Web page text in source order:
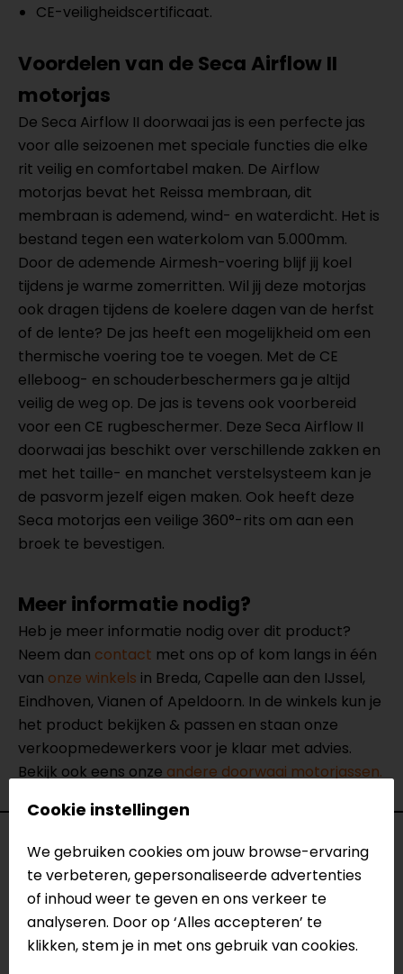
CE-veiligheidscertificaat.
Voordelen van de Seca Airflow II
motorjas
De Seca Airflow II doorwaai jas is een perfecte jas
voor alle seizoenen met speciale functies die elke
rit veilig en comfortabel maken. De Airflow
motorjas bevat het Reissa membraan, dit
membraan is ademend, wind- en waterdicht. Het is
bestand tegen een waterkolom van 5.000mm.
Door de ademende Airmesh-voering blijf jij koel
tijdens je warme zomerritten. Wil jij deze motorjas
ook dragen tijdens de koelere dagen van de herfst
of de lente? De jas heeft een mogelijkheid om een
thermische voering toe te voegen. Met de CE
elleboog- en schouderbeschermers ga je altijd
veilig de weg op. De jas is tevens ook voorbereid
voor een CE rugbeschermer. Deze Seca Airflow II
doorwaai jas beschikt over verschillende zakken en
met het taille- en manchet verstelsysteem kan je
de pasvorm jezelf eigen maken. Ook heeft deze
Seca motorjas een veilige 360°-rits om aan een
broek te bevestigen.
Meer informatie nodig?
Heb je meer informatie nodig over dit product?
Neem dan contact met ons op of kom langs in één
van onze winkels in Breda, Capelle aan den IJssel,
Eindhoven, Vianen of Apeldoorn. In de winkels kun je
het product bekijken & passen en staan onze
verkoopmedewerkers voor je klaar met advies.
Bekijk ook eens onze andere doorwaai motorjassen.
Specificaties
Naam
Airflow II Doorwaai
Motorjas
Model
2025
Cookie instellingen
We gebruiken cookies om jouw browse-ervaring
te verbeteren, gepersonaliseerde advertenties
of inhoud weer te geven en ons verkeer te
analyseren. Door op ‘Alles accepteren’ te
klikken, stem je in met ons gebruik van cookies.